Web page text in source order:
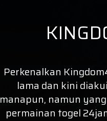
Perkenalkan
lama dan kini
manapun, namun
permainan togel